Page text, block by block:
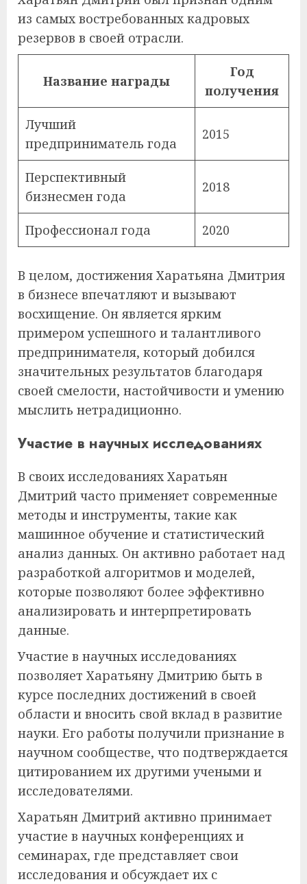
из самых востребованных кадровых
резервов в своей отрасли.
Название награды
Год
получения
Лучший
предприниматель года
2015
Перспективный
бизнесмен года
2018
Профессионал года 2020
В целом, достижения Харатьяна Дмитрия
в бизнесе впечатляют и вызывают
восхищение. Он является ярким
примером успешного и талантливого
предпринимателя, который добился
значительных результатов благодаря
своей смелости, настойчивости и умению
мыслить нетрадиционно.
Участие в научных исследованиях
В своих исследованиях Харатьян
Дмитрий часто применяет современные
методы и инструменты, такие как
машинное обучение и статистический
анализ данных. Он активно работает над
разработкой алгоритмов и моделей,
которые позволяют более эффективно
анализировать и интерпретировать
данные.
Участие в научных исследованиях
позволяет Харатьяну Дмитрию быть в
курсе последних достижений в своей
области и вносить свой вклад в развитие
науки. Его работы получили признание в
научном сообществе, что подтверждается
цитированием их другими учеными и
исследователями.
Харатьян Дмитрий активно принимает
участие в научных конференциях и
семинарах, где представляет свои
исследования и обсуждает их с